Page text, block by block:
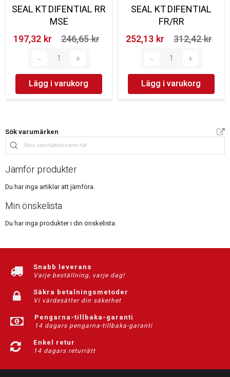
SEAL KT DIFENTIAL RR
MSE
197,32 kr‎
246,65 kr‎
Lägg i varukorg
SEAL KT DIFENTIAL
FR/RR
252,13 kr‎
312,42 kr‎
Lägg i varukorg
Sök varumärken
Jämför produkter
Du har inga artiklar att jämföra.
Min önskelista
Du har inga produkter i din önskelista.
Snabb leverans
Varje beställning, varje dag!
Säkra betalningsmetoder
Vi värdesätter din säkerhet
Pengarna-tillbaka-garanti
14 dagars pengarna-tillbaka-garanti
Enkel retur
14 dagars returrätt